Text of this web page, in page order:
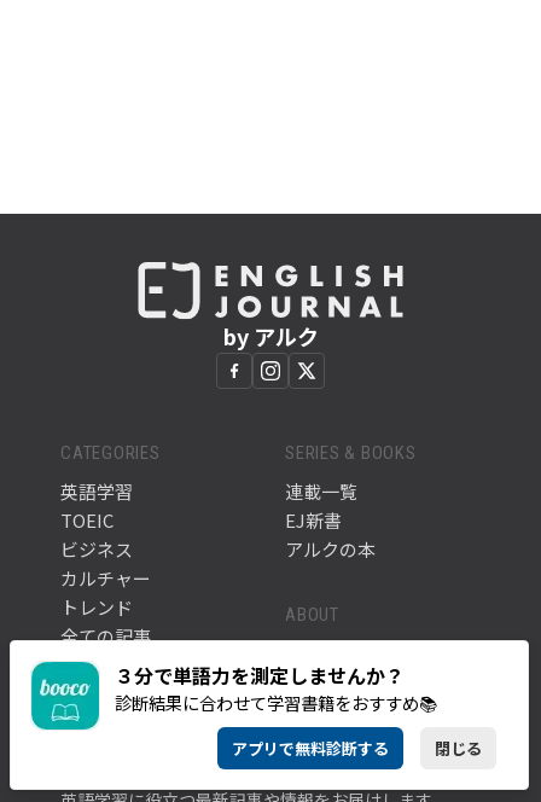
３分で単語力を測定しませんか？
診断結果に合わせて学習書籍をおすすめ📚
アプリで無料診断する 閉じる
by アルク
CATEGORIES
英語学習
TOEIC
ビジネス
カルチャー
トレンド
全ての記事
タグ一覧
SERIES & BOOKS
連載一覧
EJ新書
アルクの本
ABOUT
アルク公式サイト